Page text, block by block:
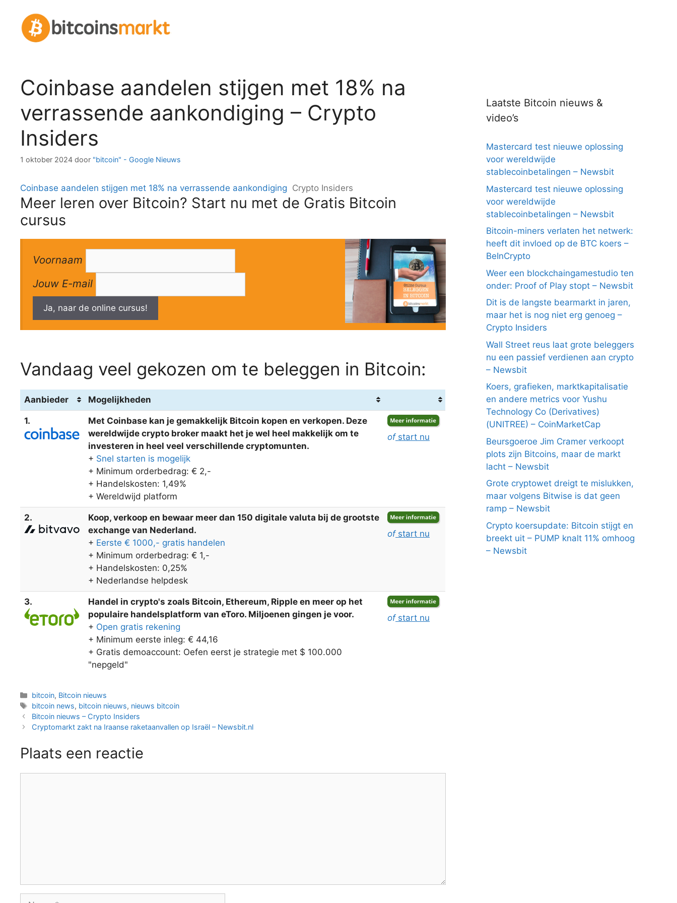
inhoud
Coinbase aandelen stijgen met 18% na
verrassende aankondiging – Crypto
Insiders
1 oktober 2024 door "bitcoin" - Google Nieuws
Coinbase aandelen stijgen met 18% na verrassende aankondiging Crypto Insiders
Meer leren over Bitcoin? Start nu met de Gratis Bitcoin
cursus
Voornaam
Jouw E-mail
Ja, naar de online cursus!
Vandaag veel gekozen om te beleggen in Bitcoin:
Aanbieder Mogelijkheden
1.
Met Coinbase kan je gemakkelijk Bitcoin kopen en verkopen. Deze
wereldwijde crypto broker maakt het je wel heel makkelijk om te
investeren in heel veel verschillende cryptomunten.
+ Snel starten is mogelijk
+ Minimum orderbedrag: € 2,-
+ Handelskosten: 1,49%
+ Wereldwijd platform
ofstart nu
2.
Koop, verkoop en bewaar meer dan 150 digitale valuta bij de grootste
exchange van Nederland.
+ Eerste € 1000,- gratis handelen
+ Minimum orderbedrag: € 1,-
+ Handelskosten: 0,25%
+ Nederlandse helpdesk
ofstart nu
3.
Handel in crypto's zoals Bitcoin, Ethereum, Ripple en meer op het
populaire handelsplatform van eToro. Miljoenen gingen je voor.
+ Open gratis rekening
+ Minimum eerste inleg: € 44,16
+ Gratis demoaccount: Oefen eerst je strategie met $ 100.000
"nepgeld"
ofstart nu
Categorieën
bitcoin, Bitcoin nieuws
Tags
bitcoin news, bitcoin nieuws, nieuws bitcoin
Berichtnavigatie
Bitcoin nieuws – Crypto Insiders
Cryptomarkt zakt na Iraanse raketaanvallen op Israël – Newsbit.nl
Plaats een reactie
Naam
Laatste Bitcoin nieuws &
video’s
Mastercard test nieuwe oplossing
voor wereldwijde
stablecoinbetalingen – Newsbit
Mastercard test nieuwe oplossing
voor wereldwijde
stablecoinbetalingen – Newsbit
Bitcoin-miners verlaten het netwerk:
heeft dit invloed op de BTC koers –
BeInCrypto
Weer een blockchaingamestudio ten
onder: Proof of Play stopt – Newsbit
Dit is de langste bearmarkt in jaren,
maar het is nog niet erg genoeg –
Crypto Insiders
Wall Street reus laat grote beleggers
nu een passief verdienen aan crypto
– Newsbit
Koers, grafieken, marktkapitalisatie
en andere metrics voor Yushu
Technology Co (Derivatives)
(UNITREE) – CoinMarketCap
Beursgoeroe Jim Cramer verkoopt
plots zijn Bitcoins, maar de markt
lacht – Newsbit
Grote cryptowet dreigt te mislukken,
maar volgens Bitwise is dat geen
ramp – Newsbit
Crypto koersupdate: Bitcoin stijgt en
breekt uit – PUMP knalt 11% omhoog
– Newsbit